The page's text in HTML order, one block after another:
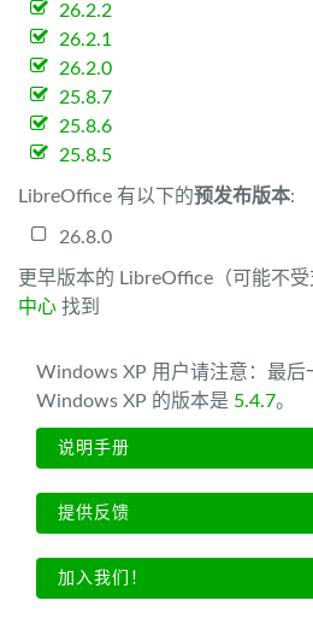
26.2.2
26.2.1
26.2.0
25.8.7
25.8.6
25.8.5
LibreOffice 有以下的预发布版本:
26.8.0
更早版本的 LibreOffice（可能不
中心 找到
Windows XP 用户请注意：最后
Windows XP 的版本是 5.4.7。
说明手册
提供反馈
加入我们！